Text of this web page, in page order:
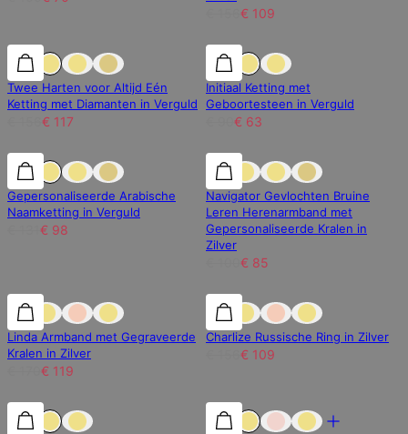
€ 109
25% korting 25% korting
Twee Harten voor Altijd Eén
Ketting met Diamanten in Verguld
€ 117
30% korting
Initiaal Ketting met
Geboortesteen in Verguld
€ 63
25% korting 25% korting
Gepersonaliseerde Arabische
Naamketting in Verguld
€ 98
15% korting
Navigator Gevlochten Bruine
Leren Herenarmband met
Gepersonaliseerde Kralen in
Zilver
€ 85
30% korting 30% korting
Linda Armband met Gegraveerde
Kralen in Zilver
€ 119
30% korting
Charlize Russische Ring in Zilver
€ 109
30% korting 30% korting
30% korting